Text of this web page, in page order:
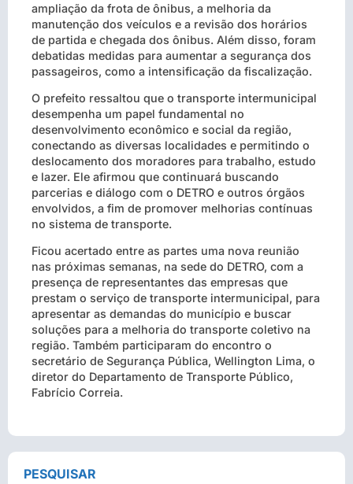
ampliação da frota de ônibus, a melhoria da
manutenção dos veículos e a revisão dos horários
de partida e chegada dos ônibus. Além disso, foram
debatidas medidas para aumentar a segurança dos
passageiros, como a intensificação da fiscalização.
O prefeito ressaltou que o transporte intermunicipal
desempenha um papel fundamental no
desenvolvimento econômico e social da região,
conectando as diversas localidades e permitindo o
deslocamento dos moradores para trabalho, estudo
e lazer. Ele afirmou que continuará buscando
parcerias e diálogo com o DETRO e outros órgãos
envolvidos, a fim de promover melhorias contínuas
no sistema de transporte.
Ficou acertado entre as partes uma nova reunião
nas próximas semanas, na sede do DETRO, com a
presença de representantes das empresas que
prestam o serviço de transporte intermunicipal, para
apresentar as demandas do município e buscar
soluções para a melhoria do transporte coletivo na
região. Também participaram do encontro o
secretário de Segurança Pública, Wellington Lima, o
diretor do Departamento de Transporte Público,
Fabrício Correia.
PESQUISAR